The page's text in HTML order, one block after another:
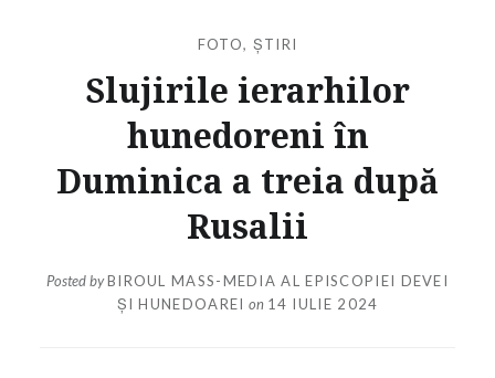
FOTO, ȘTIRI
Slujirile ierarhilor
hunedoreni în
Duminica a treia după
Rusalii
Posted byBIROUL MASS-MEDIA AL EPISCOPIEI DEVEI
ȘI HUNEDOAREI on 14 IULIE 2024